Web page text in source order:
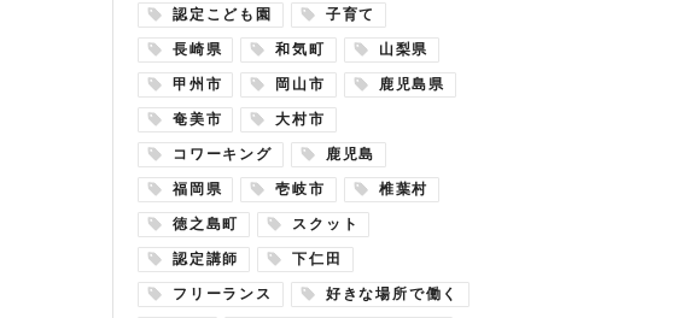
認定こども園 子育て
長崎県 和気町 山梨県
甲州市 岡山市 鹿児島県
奄美市 大村市
コワーキング 鹿児島
福岡県 壱岐市 椎葉村
徳之島町 スクット
認定講師 下仁田
フリーランス 好きな場所で働く